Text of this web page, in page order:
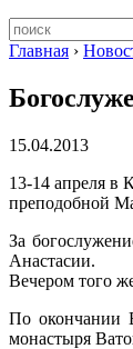
Главная ›
15.04.2013
13-14 апреля в
преподобной
За
Анастасии.
Вечером того
По окончании
монастыря